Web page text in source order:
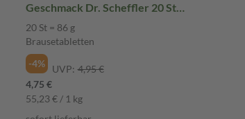
Geschmack Dr. Scheffler 20 St
Brausetabletten
20 St = 86 g
Brausetabletten
-4%
UVP: 4,95 €
4,75 €
55,23 € / 1 kg